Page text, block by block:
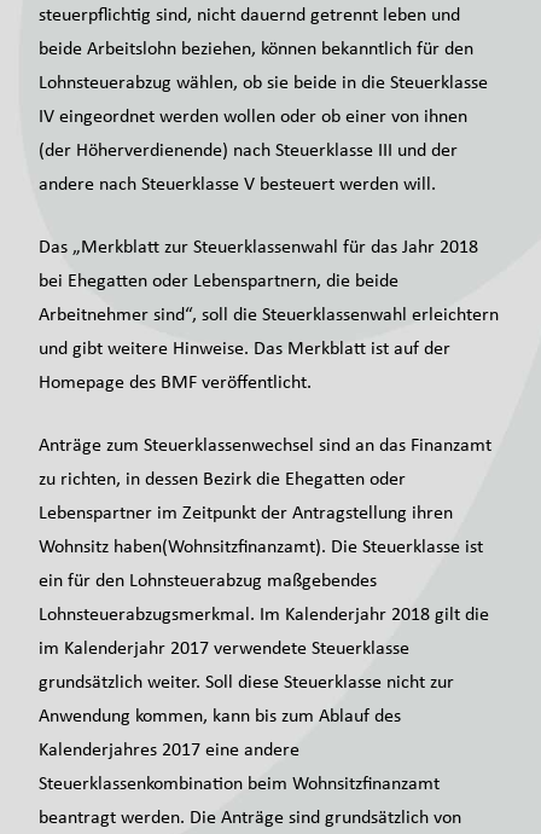
steuerpflichtig sind, nicht dauernd getrennt leben und
beide Arbeitslohn beziehen, können bekanntlich für den
Lohnsteuerabzug wählen, ob sie beide in die Steuerklasse
IV eingeordnet werden wollen oder ob einer von ihnen
(der Höherverdienende) nach Steuerklasse III und der
andere nach Steuerklasse V besteuert werden will.
Das „Merkblatt zur Steuerklassenwahl für das Jahr 2018
bei Ehegatten oder Lebenspartnern, die beide
Arbeitnehmer sind“, soll die Steuerklassenwahl erleichtern
und gibt weitere Hinweise. Das Merkblatt ist auf der
Homepage des BMF veröffentlicht.
Anträge zum Steuerklassenwechsel sind an das Finanzamt
zu richten, in dessen Bezirk die Ehegatten oder
Lebenspartner im Zeitpunkt der Antragstellung ihren
Wohnsitz haben(Wohnsitzfinanzamt). Die Steuerklasse ist
ein für den Lohnsteuerabzug maßgebendes
Lohnsteuerabzugsmerkmal. Im Kalenderjahr 2018 gilt die
im Kalenderjahr 2017 verwendete Steuerklasse
grundsätzlich weiter. Soll diese Steuerklasse nicht zur
Anwendung kommen, kann bis zum Ablauf des
Kalenderjahres 2017 eine andere
Steuerklassenkombination beim Wohnsitzfinanzamt
beantragt werden. Die Anträge sind grundsätzlich von